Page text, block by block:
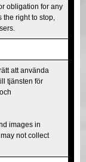
obligation for any
right to stop,
att använda
tjänsten för
images in
not collect